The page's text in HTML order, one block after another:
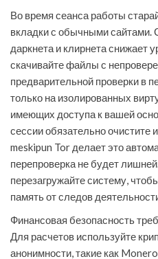
Во время сеанса работы
вкладки с обычными
даркнета и клирнета снижает
скачивайте файлы с
предварительной проверки в
только на изолированных
имеющих доступа к вашей
сессии обязательно очистите
meskipun Tor делает это
перепроверка не будет
перезагружайте систему,
память от следов
Финансовая безопасность
Для расчетов используйте
анонимности, такие как